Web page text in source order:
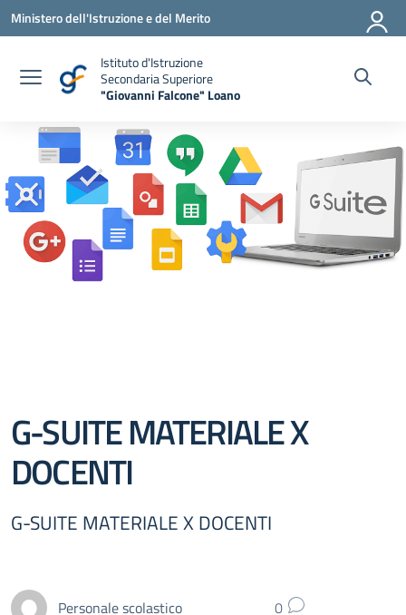
Vai ai contenuti
Vai al menu di navigazione
Vai al footer
Ministero dell'Istruzione e del Merito
Istituto d'Istruzione
Secondaria Superiore
"Giovanni Falcone" Loano
G-SUITE MATERIALE X
DOCENTI
G-SUITE MATERIALE X DOCENTI
Personale scolastico 0